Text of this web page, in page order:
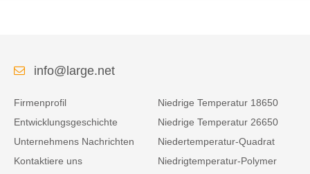
info@large.net
Firmenprofil
Entwicklungsgeschichte
Unternehmens Nachrichten
Kontaktiere uns
Niedrige Temperatur 18650
Niedrige Temperatur 26650
Niedertemperatur-Quadrat
Niedrigtemperatur-Polymer